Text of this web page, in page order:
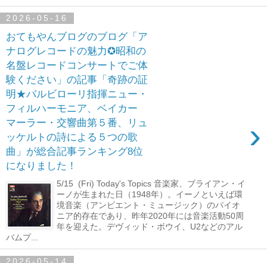
2026-05-16
おてもやんブログのブログ「ア
ナログレコードの魅力✪昭和の
名盤レコードコンサートでご体
験ください」の記事「奇跡の証
明★バルビローリ指揮ニュー・
フィルハーモニア、ベイカー
マーラー・交響曲第５番、リュ
ッケルトの詩による５つの歌
曲」が総合記事ランキング8位
になりました！
›
5/15 (Fri) Today's Topics 音楽家、ブライアン・イ
ーノが生まれた日（1948年）。イーノといえば環
境音楽（アンビエント・ミュージック）のパイオ
ニア的存在であり、昨年2020年には音楽活動50周
年を迎えた。デヴィッド・ボウイ、U2などのアル
バムプ...